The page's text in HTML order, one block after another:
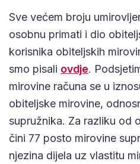
Sve većem broju
osobnu primati i dio
korisnika obiteljskih
smo pisali ovdje.
mirovine računa se u
obiteljske mirovine,
supružnika. Za razliku od
čini 77 posto mirovine
njezina dijela uz vlastitu